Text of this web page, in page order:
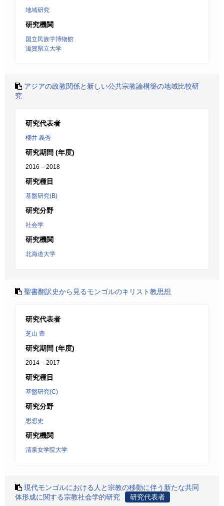
地域研究
研究機関
国立民族学博物館
滋賀県立大学
アジアの政教関係と新しい公共宗教論構築の地域比較研
究
研究代表者
櫻井 義秀
研究期間 (年度)
2016 – 2018
研究種目
基盤研究(B)
研究分野
社会学
研究機関
北海道大学
聖書翻訳史から見るモンゴルのキリスト教思想
研究代表者
芝山 豊
研究期間 (年度)
2014 – 2017
研究種目
基盤研究(C)
研究分野
思想史
研究機関
清泉女学院大学
現代モンゴルにおける人と宗教の移動に伴う新たな共同
体形成に関する宗教社会学的研究
研究代表者